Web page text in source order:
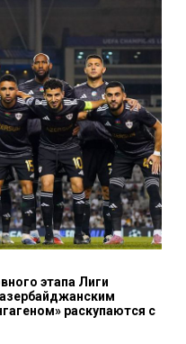
этапа Лиги
раскупаются с